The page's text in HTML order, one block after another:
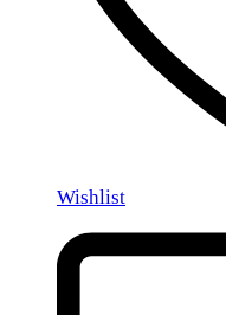
Wishlist